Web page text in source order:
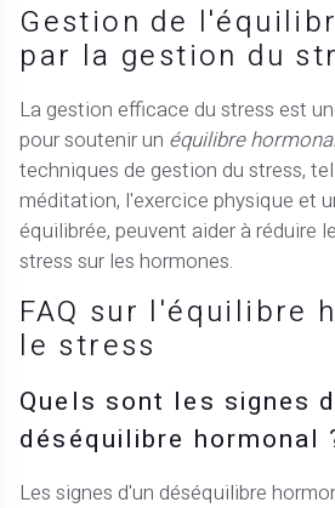
Gestion de
par la gestion du
La gestion efficace du stress est
pour soutenir un équilibre
techniques de gestion du stress,
méditation, l'exercice physique et
équilibrée, peuvent aider à réduire
stress sur les hormones.
FAQ sur l'équilibre
le stress
Quels sont les signes
déséquilibre hormonal
Les signes d'un déséquilibre